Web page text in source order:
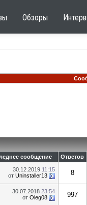
Обзоры
сообщение Ответов
30.12.2019 11:15
от Uninstaller13 8
30.07.2018 23:54
от Oleg08 997